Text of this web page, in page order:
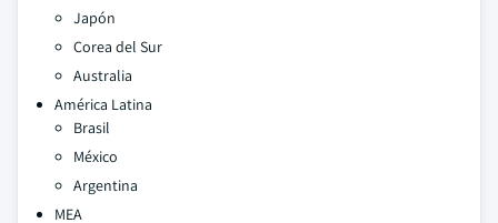
Japón
Corea del Sur
Australia
América Latina
Brasil
México
Argentina
MEA